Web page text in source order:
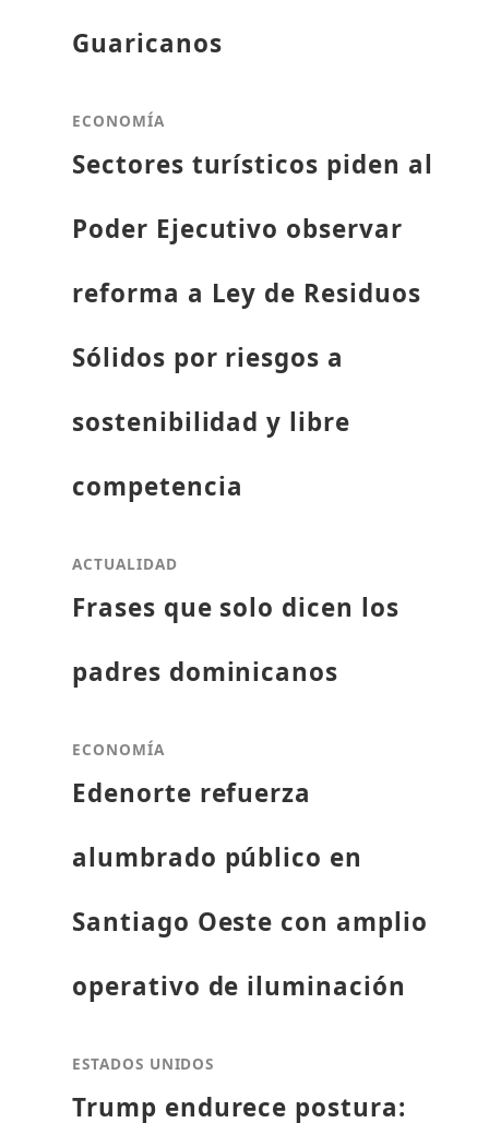
Guaricanos
ECONOMÍA
Sectores turísticos piden al
Poder Ejecutivo observar
reforma a Ley de Residuos
Sólidos por riesgos a
sostenibilidad y libre
competencia
ACTUALIDAD
Frases que solo dicen los
padres dominicanos
ECONOMÍA
Edenorte refuerza
alumbrado público en
Santiago Oeste con amplio
operativo de iluminación
ESTADOS UNIDOS
Trump endurece postura: